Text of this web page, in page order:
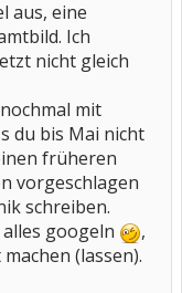
aus, eine
Ich
nicht gleich
mit
du bis Mai nicht
früheren
vorgeschlagen
schreiben.
googeln
,
(lassen).